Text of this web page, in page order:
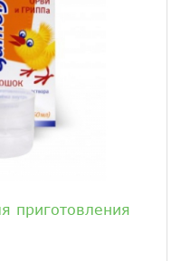
приготовления